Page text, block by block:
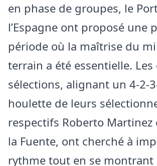
en phase de groupes, le
l’Espagne ont proposé une
période où la maîtrise du
terrain a été essentielle. Les
sélections, alignant un 4-2-
houlette de leurs
respectifs Roberto Martinez
la Fuente, ont cherché à
rythme tout en se montrant